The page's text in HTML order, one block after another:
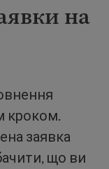
на
кроком.
заявка
що ви